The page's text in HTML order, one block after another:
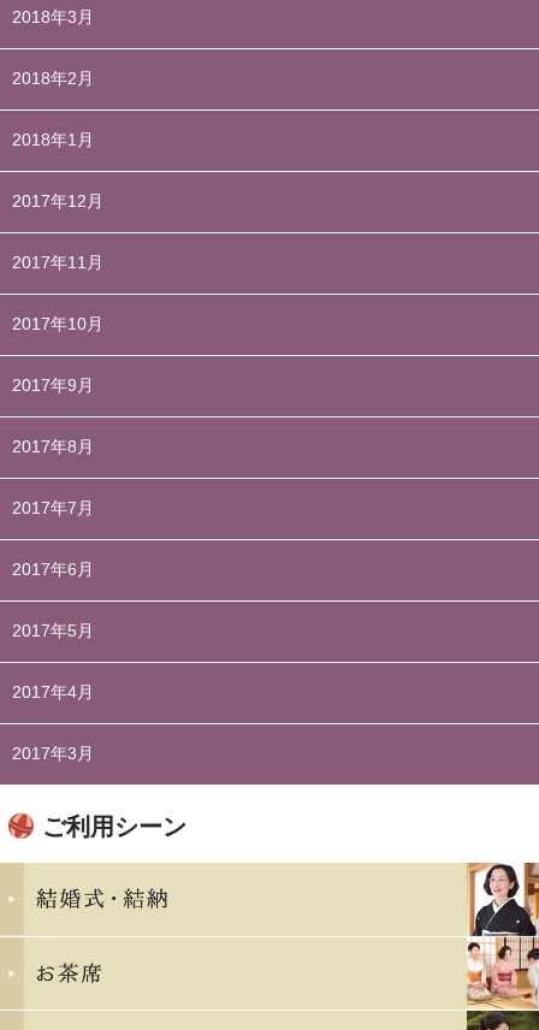
2018年3月
2018年2月
2018年1月
2017年12月
2017年11月
2017年10月
2017年9月
2017年8月
2017年7月
2017年6月
2017年5月
2017年4月
2017年3月
ご利用シーン